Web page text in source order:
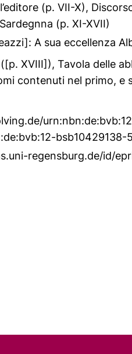
(p. VII-X),
(p. XI-XVII)
A sua eccellenza
XVIII]), Tavola delle
contenuti nel primo,
bsb10429138-5
regensburg.de/id/